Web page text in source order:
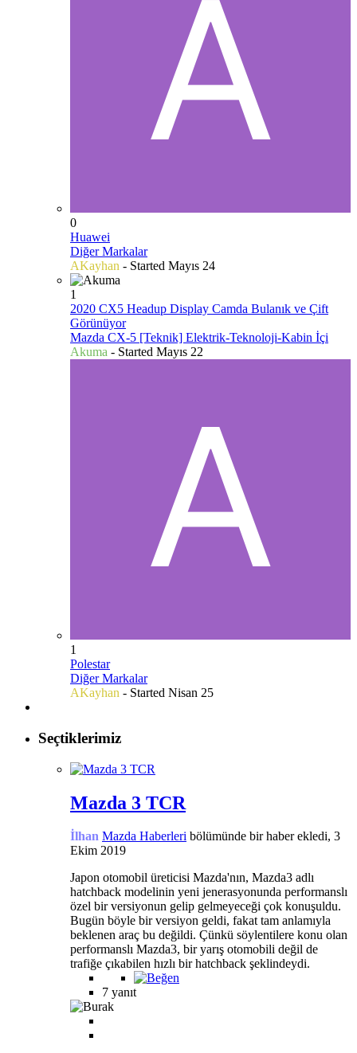
0
Huawei
Diğer Markalar
AKayhan - Started Mayıs 24
1
2020 CX5 Headup Display Camda Bulanık ve Çift
Görünüyor
Mazda CX-5 [Teknik] Elektrik-Teknoloji-Kabin İçi
Akuma - Started Mayıs 22
1
Polestar
Diğer Markalar
AKayhan - Started Nisan 25
Seçtiklerimiz
Mazda 3 TCR
İlhan Mazda Haberleri bölümünde bir haber ekledi, 3
Ekim 2019
Japon otomobil üreticisi Mazda'nın, Mazda3 adlı
hatchback modelinin yeni jenerasyonunda performanslı
özel bir versiyonun gelip gelmeyeceği çok konuşuldu.
Bugün böyle bir versiyon geldi, fakat tam anlamıyla
beklenen araç bu değildi. Çünkü söylentilere konu olan
performanslı Mazda3, bir yarış otomobili değil de
trafiğe çıkabilen hızlı bir hatchback şeklindeydi.
7 yanıt